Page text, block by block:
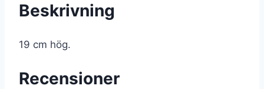
Beskrivning
19 cm hög.
Recensioner